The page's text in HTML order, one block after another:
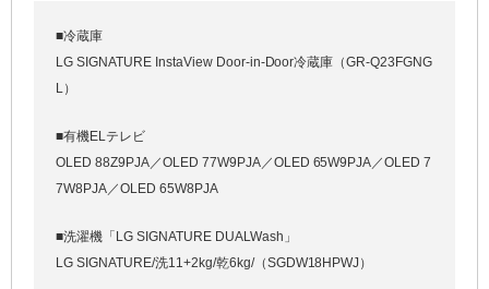
■冷蔵庫
LG SIGNATURE InstaView Door-in-Door冷蔵庫（GR-Q23FGNG
L）
■有機ELテレビ
OLED 88Z9PJA／OLED 77W9PJA／OLED 65W9PJA／OLED 7
7W8PJA／OLED 65W8PJA
■洗濯機「LG SIGNATURE DUALWash」
LG SIGNATURE/洗11+2kg/乾6kg/（SGDW18HPWJ）